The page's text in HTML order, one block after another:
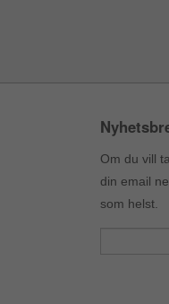
Om du vill
din email
som helst.